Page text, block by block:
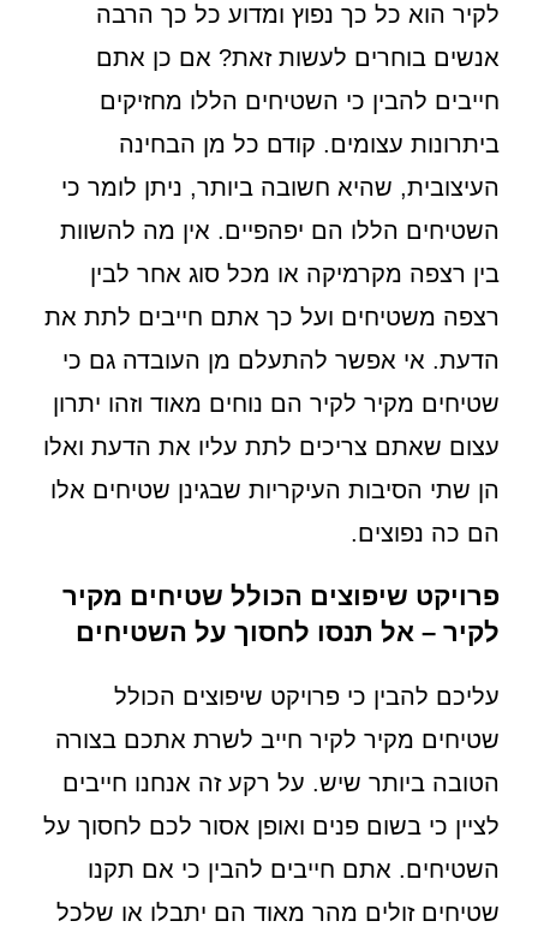
לקיר הוא כל כך נפוץ ומדוע כל כך הרבה
אנשים בוחרים לעשות זאת? אם כן אתם
חייבים להבין כי השטיחים הללו מחזיקים
ביתרונות עצומים. קודם כל מן הבחינה
העיצובית, שהיא חשובה ביותר, ניתן לומר כי
השטיחים הללו הם יפהפיים. אין מה להשוות
בין רצפה מקרמיקה או מכל סוג אחר לבין
רצפה משטיחים ועל כך אתם חייבים לתת את
הדעת. אי אפשר להתעלם מן העובדה גם כי
שטיחים מקיר לקיר הם נוחים מאוד וזהו יתרון
עצום שאתם צריכים לתת עליו את הדעת ואלו
הן שתי הסיבות העיקריות שבגינן שטיחים אלו
הם כה נפוצים.
פרויקט שיפוצים הכולל שטיחים מקיר
לקיר – אל תנסו לחסוך על השטיחים
עליכם להבין כי פרויקט שיפוצים הכולל
שטיחים מקיר לקיר חייב לשרת אתכם בצורה
הטובה ביותר שיש. על רקע זה אנחנו חייבים
לציין כי בשום פנים ואופן אסור לכם לחסוך על
השטיחים. אתם חייבים להבין כי אם תקנו
שטיחים זולים מהר מאוד הם יתבלו או שלכל